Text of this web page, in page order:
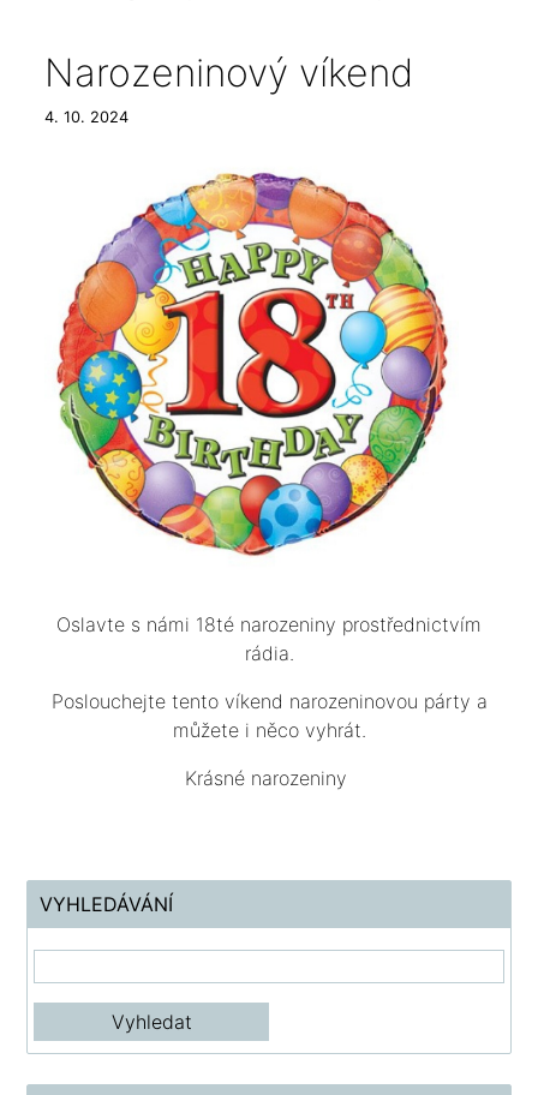
Narozeninový víkend
4. 10. 2024
Oslavte s námi 18té narozeniny prostřednictvím
rádia.
Poslouchejte tento víkend narozeninovou párty a
můžete i něco vyhrát.
Krásné narozeniny
VYHLEDÁVÁNÍ